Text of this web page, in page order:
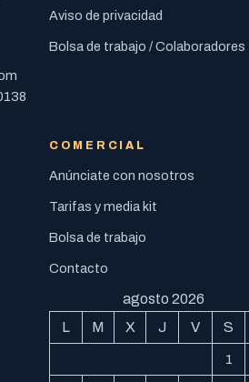
Aviso de privacidad
Bolsa de trabajo / Colaboradores
COMERCIAL
Anúnciate con nosotros
Tarifas y media kit
Bolsa de trabajo
Contacto
agosto 2026
L
M X J V S
1